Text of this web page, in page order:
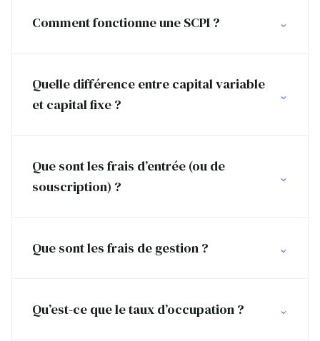
Comment fonctionne une SCPI ?
Quelle différence entre capital variable
et capital fixe ?
Que sont les frais d’entrée (ou de
souscription) ?
Que sont les frais de gestion ?
Qu’est-ce que le taux d’occupation ?